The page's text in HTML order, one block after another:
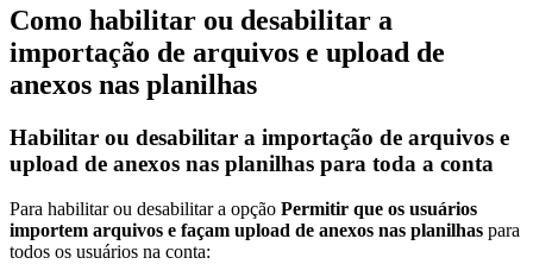
Como habilitar ou desabilitar a
importação de arquivos e upload de
anexos nas planilhas
Habilitar ou desabilitar a importação de arquivos e
upload de anexos nas planilhas para toda a conta
Para habilitar ou desabilitar a opção Permitir que os usuários
importem arquivos e façam upload de anexos nas planilhas para
todos os usuários na conta: